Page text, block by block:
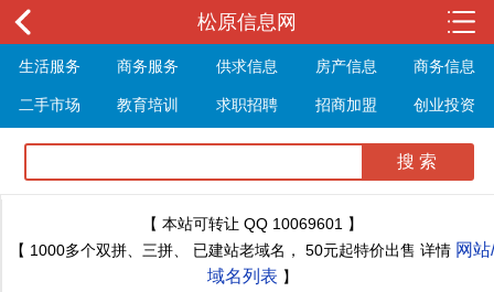
松原信息网
生活服务 商务服务 供求信息 房产信息 商务信息
二手市场 教育培训 求职招聘 招商加盟 创业投资
展会信息 旅游信息 休闲娱乐 体育健身 最新资讯
最新推文
【 本站可转让 QQ 10069601 】
【 1000多个双拼、三拼、 已建站老域名， 50元起特价出售 详情 网站/
域名列表 】